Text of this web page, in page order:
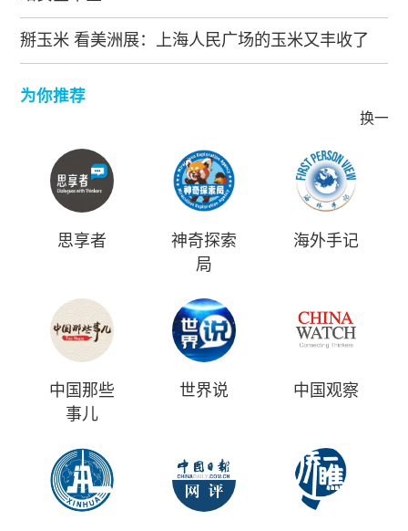
掰玉米 看美洲展：上海人民广场的玉米又丰收了
为你推荐
换一批
思享者
神奇探索
局
海外手记
中国那些
事儿
世界说 中国观察